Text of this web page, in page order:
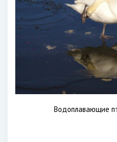
Водоплавающие